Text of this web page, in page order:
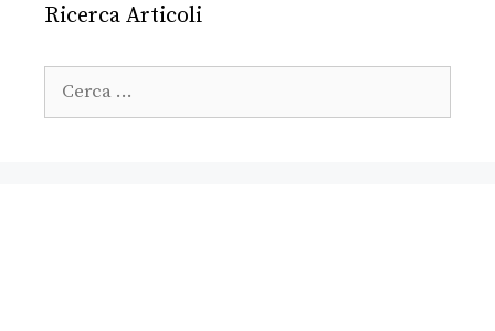
Ricerca Articoli